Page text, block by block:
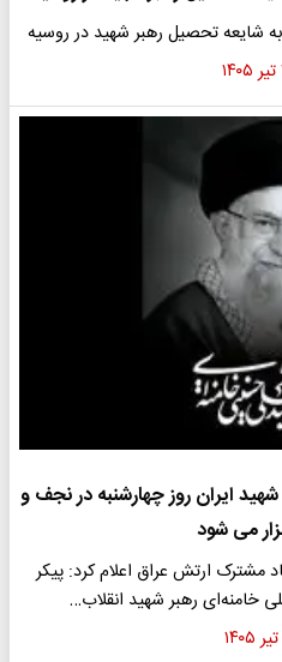
شایعه تحصیل رهبر شهید در روسیه
ایران روز چهارشنبه در نجف و
می شود
ارتش عراق اعلام کرد: پیکر
خامنه‌ای رهبر شهید انقلاب…